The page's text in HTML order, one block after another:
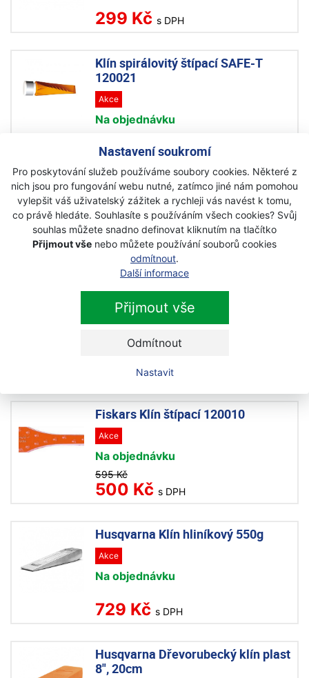
Nastavení soukromí
Pro poskytování služeb používáme soubory cookies. Některé z
nich jsou pro fungování webu nutné, zatímco jiné nám pomohou
vylepšit váš uživatelský zážitek a rychleji vás navést k tomu,
co právě hledáte. Souhlasíte s používáním všech cookies? Svůj
souhlas můžete snadno definovat kliknutím na tlačítko
Přijmout vše nebo můžete používání souborů cookies
odmítnout.
Další informace
Přijmout vše
Odmítnout
Nastavit
299 Kč s DPH
Klín spirálovitý štípací SAFE-T
120021
Akce
Na objednávku
1 556 Kč s DPH
Fiskars Klín štípací velký 120020
Akce
Skladem
1 030 Kč
890 Kč s DPH
Husqvarna Štípací klín
Na objednávku
1 149 Kč s DPH
Fiskars Klín štípací 120010
Akce
Na objednávku
595 Kč
500 Kč s DPH
Husqvarna Klín hliníkový 550g
Akce
Na objednávku
729 Kč s DPH
Husqvarna Dřevorubecký klín plast
8", 20cm